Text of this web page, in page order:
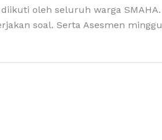
oleh seluruh warga
soal. Serta Asesmen